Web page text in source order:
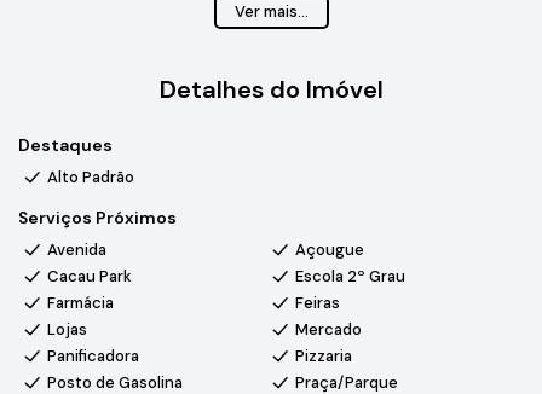
• Garagem com 4 vagas
• Piscina
• Móveis planejados em todos os cômodos
O Condomínio Alphaville Castelo oferece infraestrutura
completa, segurança 24 horas e alto padrão construtivo.
Conta com área de lazer com piscina, sauna, salão de festas,
quadra poliesportiva e quadra de beach tênis, além de ruas
planejadas e ambiente tranquilo, ideal para quem busca
conforto, segurança e qualidade de vida.
Ver mais...
Detalhes do Imóvel
Destaques
Alto Padrão
Serviços Próximos
Avenida
Açougue
Cacau Park
Escola 2º Grau
Farmácia
Feiras
Lojas
Mercado
Panificadora
Pizzaria
Posto de Gasolina
Praça/Parque